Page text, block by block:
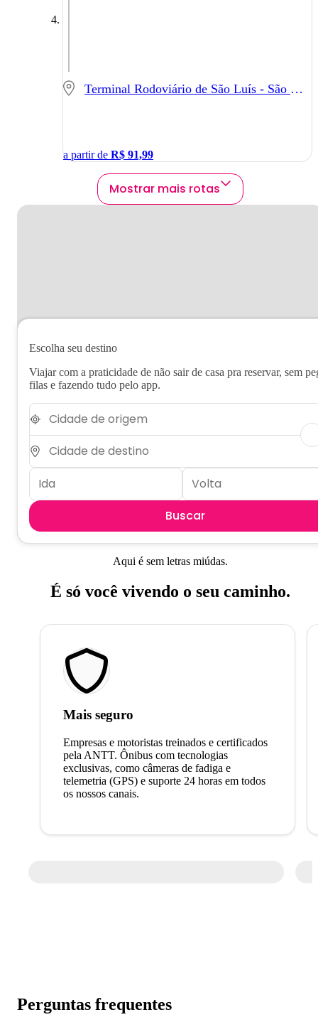
Terminal Rodoviário de São Luís - São Luís - MA
a partir de R$ 91,99
Mostrar mais rotas
Escolha seu destino
Viajar com a praticidade de não sair de casa pra reservar, sem
filas e fazendo tudo pelo app.
Buscar
Aqui é sem letras miúdas.
É só você vivendo o seu caminho.
Mais seguro
Empresas e motoristas treinados e certificados
pela ANTT. Ônibus com tecnologias
exclusivas, como câmeras de fadiga e
telemetria (GPS) e suporte 24 horas em todos
os nossos canais.
Perguntas frequentes